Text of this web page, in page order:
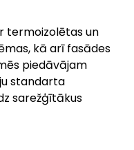
termoizolētas un
kā arī fasādes
piedāvājam
standarta
sarežģītākus